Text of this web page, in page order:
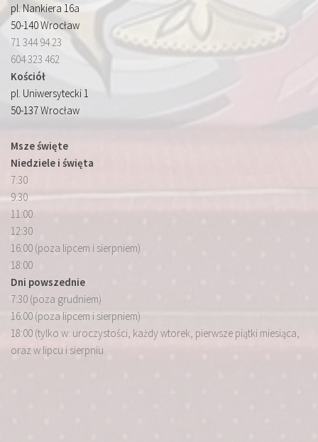
pl. Nankiera 16a
50-140 Wrocław
71 344 94 23
604 323 462
Kościół
pl. Uniwersytecki 1
50-137 Wrocław
Msze święte
Niedziele i święta
7:30
9:30
11:00
12:30
16:00 (poza lipcem i sierpniem)
18:00
Dni powszednie
7:30 (poza grudniem)
16:00 (poza lipcem i sierpniem)
18:00 (tylko w: uroczystości, każdy wtorek, pierwsze piątki miesiąca,
oraz w lipcu i sierpniu